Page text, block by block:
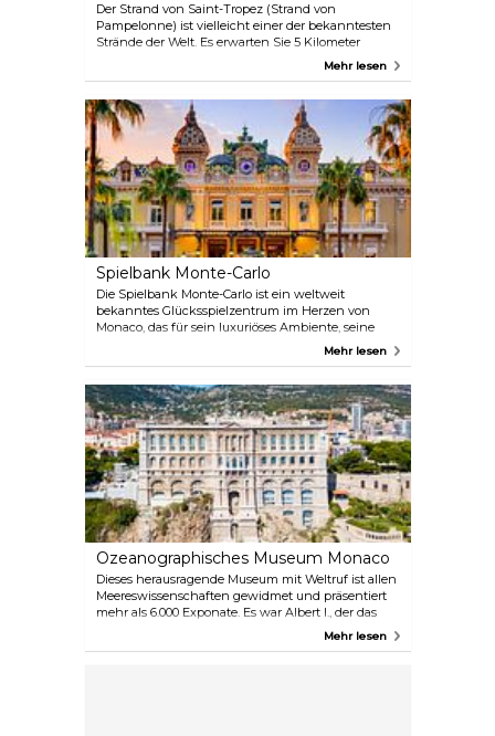
Der Strand von Saint-Tropez (Strand von
Pampelonne) ist vielleicht einer der bekanntesten
Strände der Welt. Es erwarten Sie 5 Kilometer
weißer Sandstrand und klares blaues Meer. Das
Meer ist seicht, was ihn zu einem perfekten Strand
es auch gute Einrichtungen wie Toiletten,
Duschen, Cafés und Restaurants.
Mehr lesen
Spielbank Monte-Carlo
Die Spielbank Monte-Carlo ist ein weltweit
bekanntes Glücksspielzentrum im Herzen von
Monaco, das für sein luxuriöses Ambiente, seine
Spieltische mit hohen Einsätzen und seine
Époque-Architektur und eines der Wahrzeichen
Monacos. Mit ihrer atemberaubenden
Innenausstattung, dem üppigen Dekor und der
legendären Geschichte bietet die Spielbank Monte-
Carlo ein einzigartiges und unvergessliches
Erlebnis. Egal, ob Sie ein erfahrener Spieler sind
oder einfach nur die Atmosphäre einer der weltweit
glamourösesten Spielbanken genießen möchten,
Monte-Carlo ist ein Muss für jeden Besucher.
Mehr lesen
Ozeanographisches Museum Monaco
Dieses herausragende Museum mit Weltruf ist allen
Meereswissenschaften gewidmet und präsentiert
mehr als 6.000 Exponate. Es war Albert I., der das
Museum 1910 gründete, und heute sind seine
Mehr lesen